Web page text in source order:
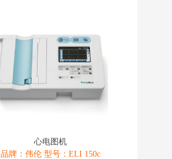
心电图机
品牌：伟伦 型号：ELI 150c